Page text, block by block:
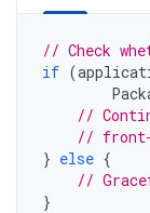
// Check
if (
//
// front-
} else {
//
}